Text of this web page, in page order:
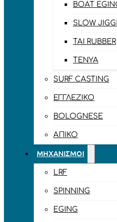
BOAT
SLOW
TAI RUBBER
TENYA
SURF CASTING
ΕΓΓΛΈΖΙΚΟ
BOLOGNESE
ΑΠΊΚΟ
ΜΗΧΑΝΙΣΜΟΊ
LRF
SPINNING
EGING